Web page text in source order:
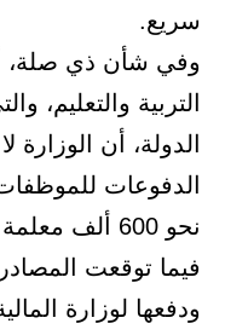
سريع.
وفي شأن ذي صلة،
التربية
الدولة، أن
الدفوعات
نحو 600
فيما توقعت
ودفعها لوزارة